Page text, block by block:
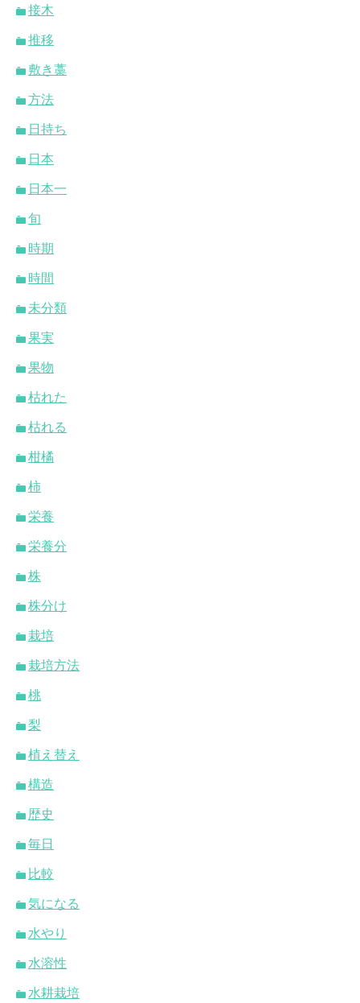
接木
推移
敷き藁
方法
日持ち
日本
日本一
旬
時期
時間
未分類
果実
果物
枯れた
枯れる
柑橘
柿
栄養
栄養分
株
株分け
栽培
栽培方法
桃
梨
植え替え
構造
歴史
毎日
比較
気になる
水やり
水溶性
水耕栽培